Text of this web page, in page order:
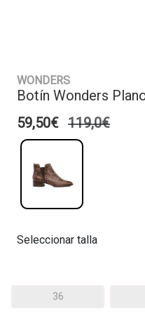
WONDERS
Botín Wonders
59,50€ 119,0€
Seleccionar talla
36